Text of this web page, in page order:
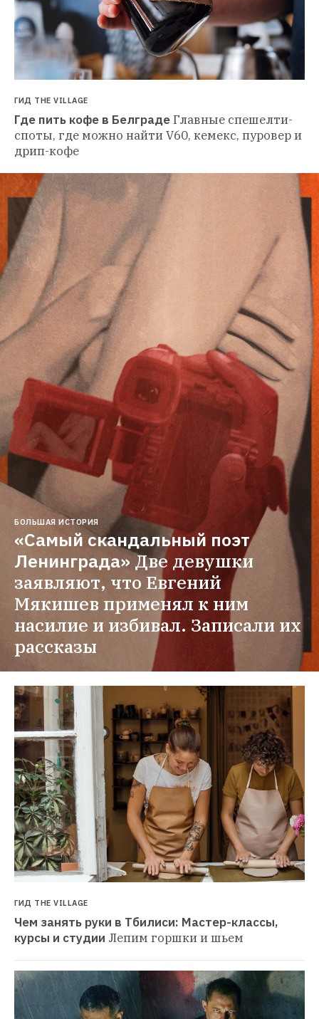
ГИД THE VILLAGE
Где пить кофе в БелградеГлавные спешелти-
споты, где можно найти V60, кемекс, пуровер и
дрип-кофе
БОЛЬШАЯ ИСТОРИЯ
«Самый скандальный поэт
Ленинграда»Две девушки
заявляют, что Евгений
Мякишев применял к ним
насилие и избивал. Записали их
рассказы
ГИД THE VILLAGE
Чем занять руки в Тбилиси: Мастер-классы,
курсы и студии Лепим горшки и шьем